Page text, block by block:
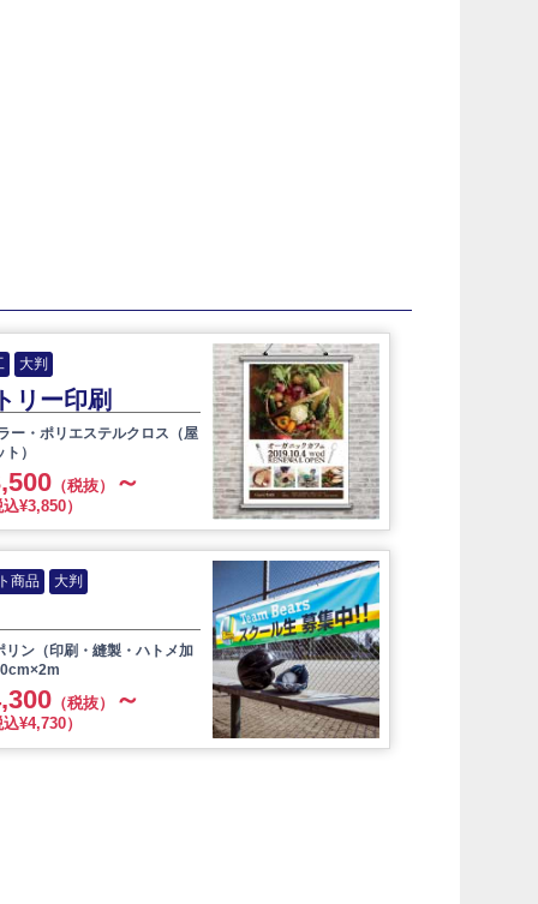
大判
リー印刷
ー・ポリエステルクロス（屋
）
（税抜） ～
¥3,850）
商品 大判
リン（印刷・縫製・ハトメ加
（税抜） ～
¥4,730）